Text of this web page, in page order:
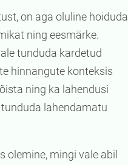
on aga oluline hoiduda
ning eesmärke.
tunduda kardetud
hinnangute konteksis
ning ka lahendusi
tunduda lahendamatu
olemine, mingi vale abil